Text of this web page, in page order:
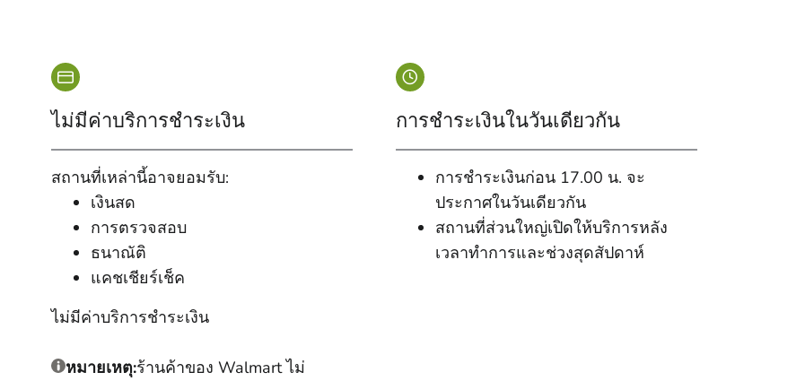
ไม่มีค่าบริการชําระเงิน
สถานที่เหล่านี้อาจยอมรับ:
เงินสด
การตรวจสอบ
ธนาณัติ
แคชเชียร์เช็ค
ไม่มีค่าบริการชําระเงิน
หมายเหตุ:ร้านค้าของ Walmart ไม่
การชําระเงินในวันเดียวกัน
การชําระเงินก่อน 17.00 น. จะ
ประกาศในวันเดียวกัน
สถานที่ส่วนใหญ่เปิดให้บริการหลัง
เวลาทําการและช่วงสุดสัปดาห์